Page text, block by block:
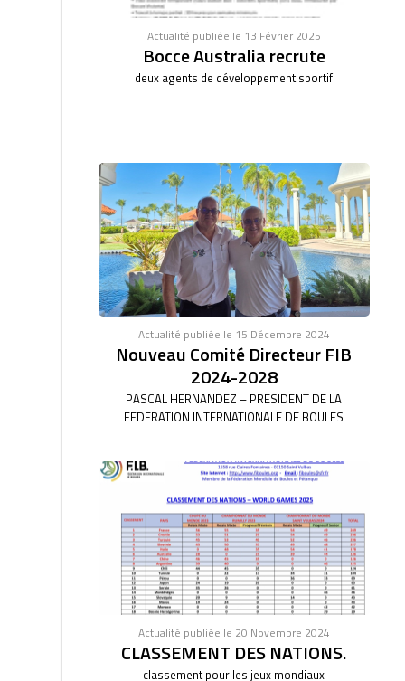
Actualité publiée le 13 Février 2025
Bocce Australia recrute
deux agents de développement sportif
Actualité publiée le 15 Décembre 2024
Nouveau Comité Directeur FIB
2024-2028
PASCAL HERNANDEZ – PRESIDENT DE LA
FEDERATION INTERNATIONALE DE BOULES
Actualité publiée le 20 Novembre 2024
CLASSEMENT DES NATIONS.
classement pour les jeux mondiaux